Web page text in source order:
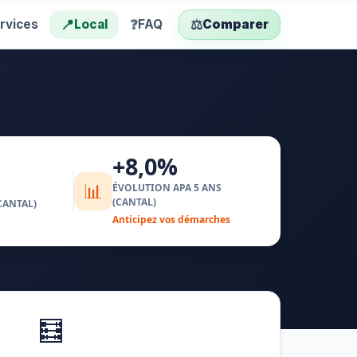
📍Local ❓FAQ ⚖️Comparer
📊
+8,0%
ÉVOLUTION APA 5 ANS
(CANTAL)
Anticipez vos démarches
🧮